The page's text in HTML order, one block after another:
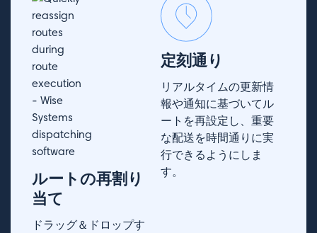
ルートの再割り
当て
ドラッグ＆ドロップす
定刻通り
リアルタイムの更新情
報や通知に基づいてル
ートを再設定し、重要
な配送を時間通りに実
行できるようにしま
す。